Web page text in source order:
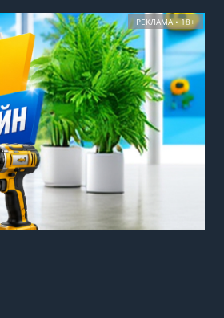
РЕКЛАМА • 18+